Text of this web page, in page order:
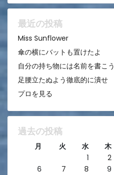
ョ
ン
最近の投稿
Miss Sunflower
傘の横にバットも置けたよ
自分の持ち物には名前を書こう
足腰立たぬよう徹底的に潰せ
プロを見る
過去の投稿
月 火 水 木
1
2
6
7 8 9